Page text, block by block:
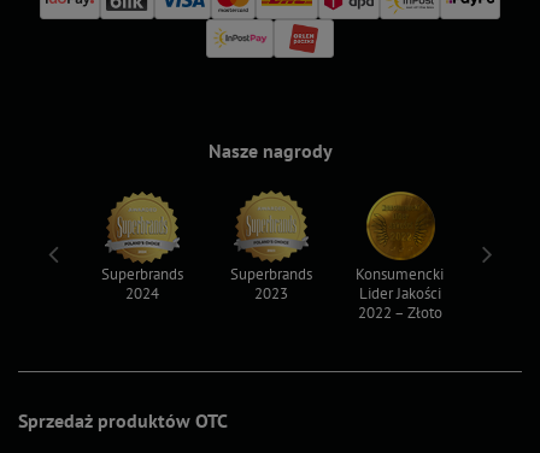
Sprzedaż produktów OTC
Nasze nagrody
Superbrands
2024
Superbrands
2023
Konsumencki
Lider Jakości
2022 – Złoto